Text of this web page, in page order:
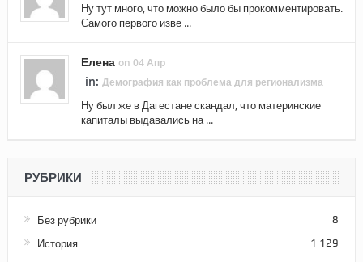
Ну тут много, что можно было бы прокомментировать.
Самого первого изве ...
Елена on 04 Апр
in: Демография как проблема для регионализма
Ну был же в Дагестане скандал, что материнские
капиталы выдавались на ...
РУБРИКИ
Без рубрики 8
История 1 129